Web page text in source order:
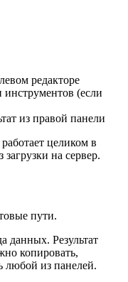
редакторе
(если
из правой панели
целиком в
на сервер.
пути.
данных. Результат
копировать,
любой из панелей.